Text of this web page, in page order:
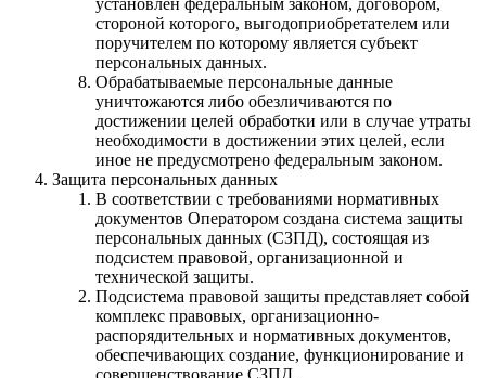
установлен федеральным законом, договором,
стороной которого, выгодоприобретателем или
поручителем по которому является субъект
персональных данных.
Обрабатываемые персональные данные
уничтожаются либо обезличиваются по
достижении целей обработки или в случае утраты
необходимости в достижении этих целей, если
иное не предусмотрено федеральным законом.
Защита персональных данных
В соответствии с требованиями нормативных
документов Оператором создана система защиты
персональных данных (СЗПД), состоящая из
подсистем правовой, организационной и
технической защиты.
Подсистема правовой защиты представляет собой
комплекс правовых, организационно-
распорядительных и нормативных документов,
обеспечивающих создание, функционирование и
совершенствование СЗПД.